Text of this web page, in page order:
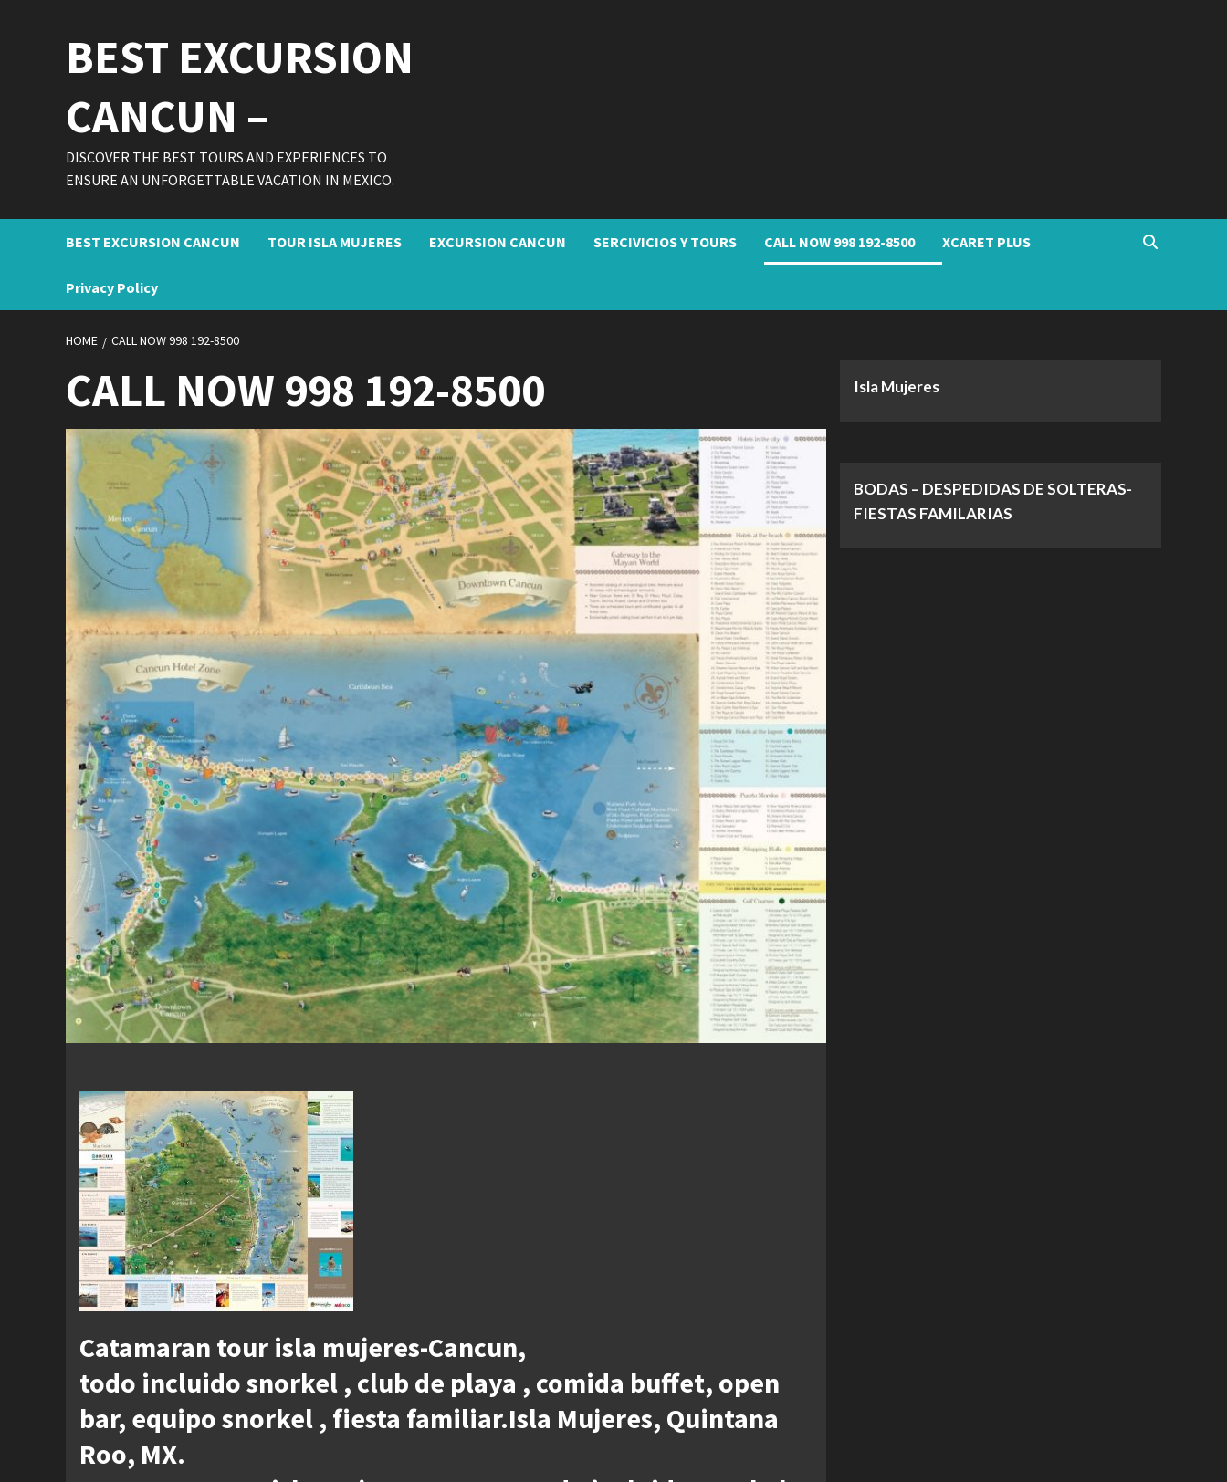
BEST EXCURSION
CANCUN –
DISCOVER THE BEST TOURS AND EXPERIENCES TO
ENSURE AN UNFORGETTABLE VACATION IN MEXICO.
BEST EXCURSION CANCUN TOUR ISLA MUJERES EXCURSION CANCUN SERCIVICIOS Y TOURS CALL NOW 998 192-8500 XCARET PLUS
Privacy Policy
HOME CALL NOW 998 192-8500
CALL NOW 998 192-8500
Catamaran tour isla mujeres-Cancun,
todo incluido snorkel , club de playa , comida buffet, open
bar, equipo snorkel , fiesta familiar.Isla Mujeres, Quintana
Roo, MX.
Isla Mujeres
BODAS – DESPEDIDAS DE SOLTERAS-
FIESTAS FAMILARIAS